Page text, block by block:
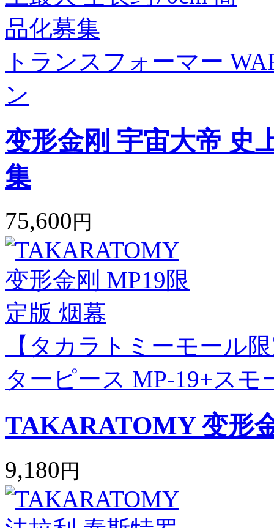
トランスフォーマー
ン
变形金刚 宇宙大帝 史
集
75,600円
【タカラトミーモール
ターピース MP-19+スモ
TAKARATOMY 变形
9,180円